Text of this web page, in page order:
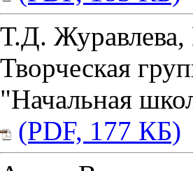
Т.Д.
Творческая
"Начальная
(PDF, 177 КБ)